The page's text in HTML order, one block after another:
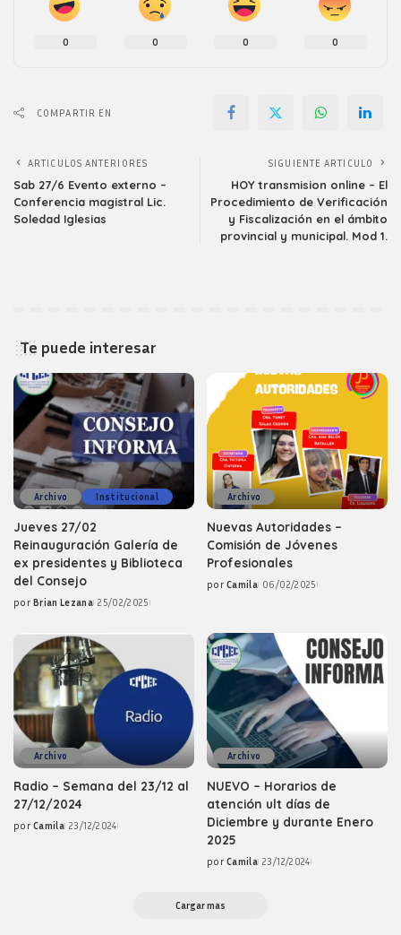
0 0 0 0
COMPARTIR EN
ARTICULOS ANTERIORES
Sab 27/6 Evento externo –
Conferencia magistral Lic.
Soledad Iglesias
SIGUIENTE ARTICULO
HOY transmision online – El
Procedimiento de Verificación
y Fiscalización en el ámbito
provincial y municipal. Mod 1.
Te puede interesar
Archivo Institucional
Jueves 27/02
Reinauguración Galería de
ex presidentes y Biblioteca
del Consejo
Posted
por Brian Lezana 25/02/2025
Archivo
Nuevas Autoridades –
Comisión de Jóvenes
Profesionales
Posted
por Camila 06/02/2025
Archivo
Radio – Semana del 23/12 al
27/12/2024
Posted
por Camila 23/12/2024
Archivo
NUEVO – Horarios de
atención ult días de
Diciembre y durante Enero
2025
Posted
por Camila 23/12/2024
Cargar mas